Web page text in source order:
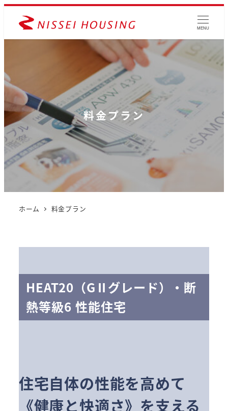
MENU
料金プラン
ホーム 料金プラン
HEAT20（GⅡグレード）・断
熱等級6 性能住宅
住宅自体の性能を高めて
《健康と快適さ》を支える